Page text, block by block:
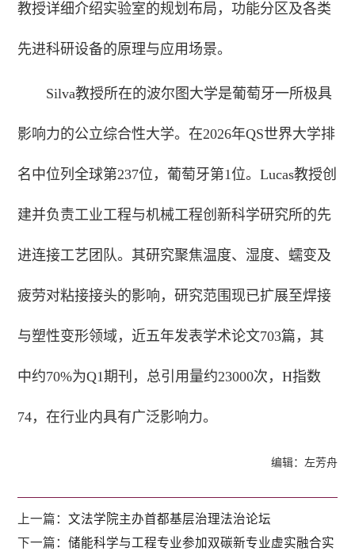
教授详细介绍实验室的规划布局，功能分区及各类
先进科研设备的原理与应用场景。
Silva教授所在的波尔图大学是葡萄牙一所极具
影响力的公立综合性大学。在2026年QS世界大学排
名中位列全球第237位，葡萄牙第1位。Lucas教授创
建并负责工业工程与机械工程创新科学研究所的先
进连接工艺团队。其研究聚焦温度、湿度、蠕变及
疲劳对粘接接头的影响，研究范围现已扩展至焊接
与塑性变形领域，近五年发表学术论文703篇，其
中约70%为Q1期刊，总引用量约23000次，H指数
74，在行业内具有广泛影响力。
编辑：左芳舟
上一篇：文法学院主办首都基层治理法治论坛
下一篇：储能科学与工程专业参加双碳新专业虚实融合实